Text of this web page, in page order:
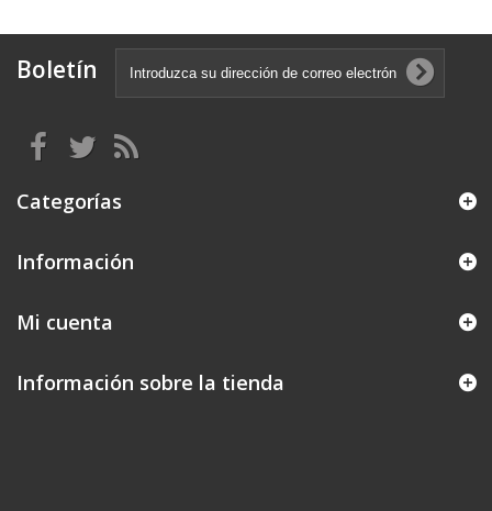
Boletín
Categorías
Información
Mi cuenta
Información sobre la tienda